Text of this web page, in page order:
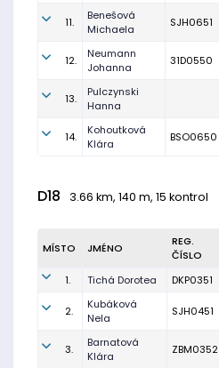
11.
Benešová
Michaela
SJH0651
12.
Neumann
Johanna
31D0550
13.
Pulczynski
Hanna
14.
Kohoutková
Klára
BSO0650
D18 3.66 km, 140 m, 15 kontrol
MÍSTO JMÉNO
REG.
ČÍSLO
1. Tichá Dorotea DKP0351
2.
Kubáková
Nela
SJH0451
3.
Barnatová
Klára
ZBM0352